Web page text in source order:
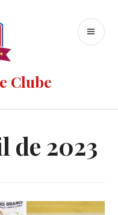
Clube
de 2023